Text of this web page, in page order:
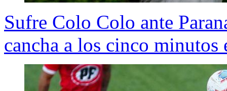
Sufre Colo Colo ante
cancha a los cinco minutos